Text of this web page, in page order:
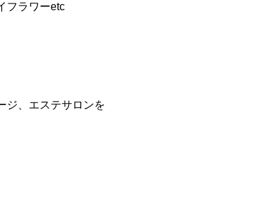
フラワーetc
ジ、エステサロンを